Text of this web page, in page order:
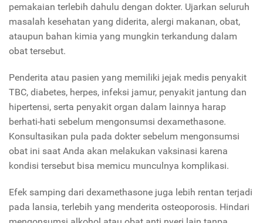
pemakaian terlebih dahulu dengan dokter. Ujarkan seluruh
masalah kesehatan yang diderita, alergi makanan, obat,
ataupun bahan kimia yang mungkin terkandung dalam
obat tersebut.
Penderita atau pasien yang memiliki jejak medis penyakit
TBC, diabetes, herpes, infeksi jamur, penyakit jantung dan
hipertensi, serta penyakit organ dalam lainnya harap
berhati-hati sebelum mengonsumsi dexamethasone.
Konsultasikan pula pada dokter sebelum mengonsumsi
obat ini saat Anda akan melakukan vaksinasi karena
kondisi tersebut bisa memicu munculnya komplikasi.
Efek samping dari dexamethasone juga lebih rentan terjadi
pada lansia, terlebih yang menderita osteoporosis. Hindari